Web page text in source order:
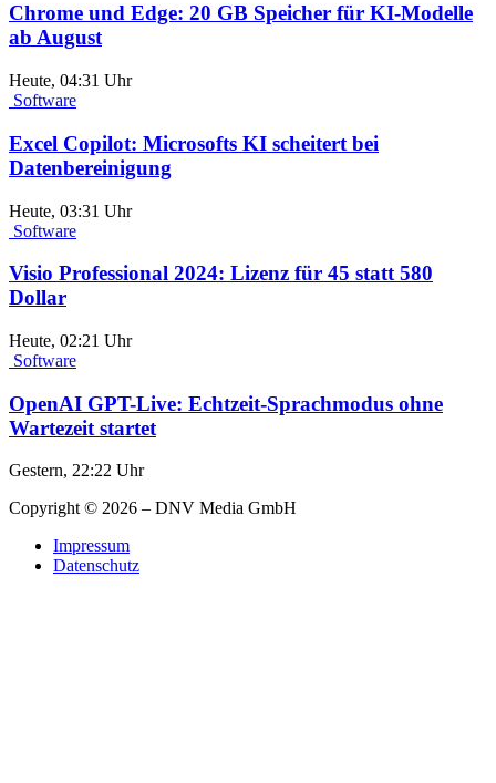
Chrome und Edge: 20 GB Speicher für KI-Modelle
ab August
Heute, 04:31 Uhr
Software
Excel Copilot: Microsofts KI scheitert bei
Datenbereinigung
Heute, 03:31 Uhr
Software
Visio Professional 2024: Lizenz für 45 statt 580
Dollar
Heute, 02:21 Uhr
Software
OpenAI GPT-Live: Echtzeit-Sprachmodus ohne
Wartezeit startet
Gestern, 22:22 Uhr
Copyright © 2026 – DNV Media GmbH
Impressum
Datenschutz